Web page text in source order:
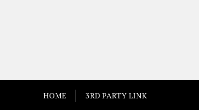
HOME 3RD PARTY LINK